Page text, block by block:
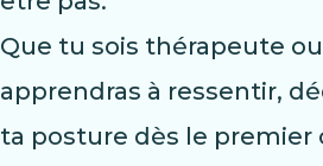
Que tu sois thérapeute
apprendras à ressentir,
ta posture dès le premier